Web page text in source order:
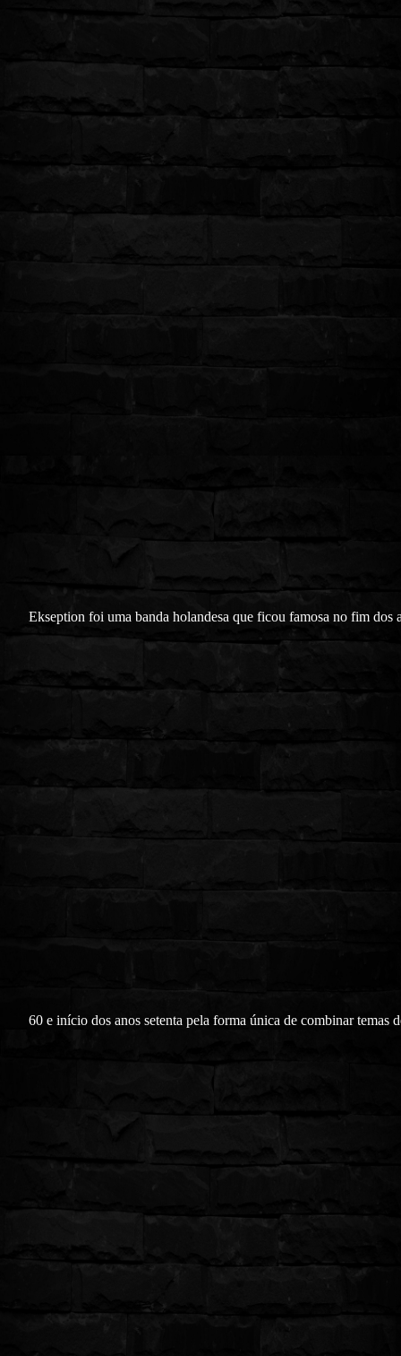
Ekseption foi uma banda holandesa que ficou famosa no fim dos
60 e início dos anos setenta pela forma única de combinar temas